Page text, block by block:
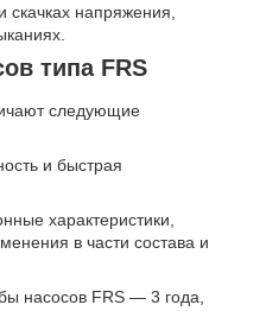
скачках напряжения,
типа FRS
следующие
и быстрая
характеристики,
в части состава и
насосов FRS — 3 года,